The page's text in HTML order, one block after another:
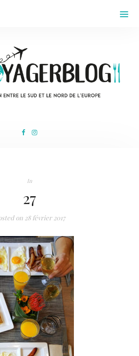
In
27
on28 février 2017